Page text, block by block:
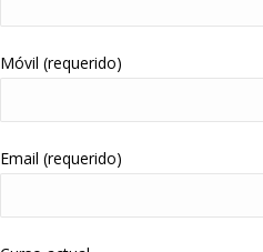
Móvil (requerido)
Email (requerido)